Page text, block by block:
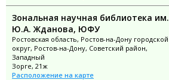
Зональная научная библиотека им.
Ю.А. Жданова, ЮФУ
Ростовская область, Ростов-на-Дону городской
округ, Ростов-на-Дону, Советский район,
Западный
Зорге, 21ж
Расположение на карте